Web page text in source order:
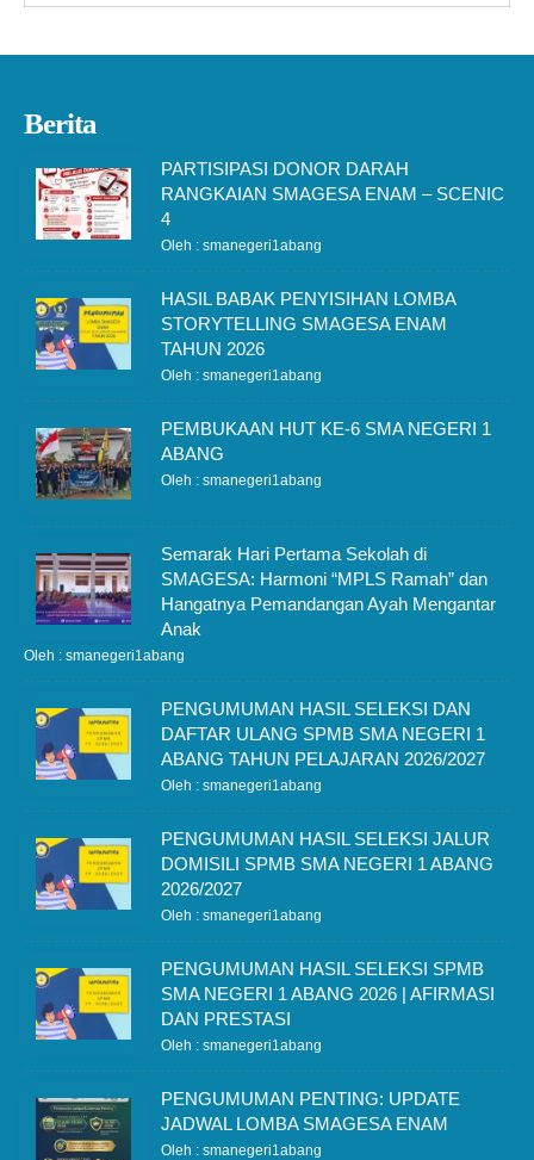
Berita
PARTISIPASI DONOR DARAH
RANGKAIAN SMAGESA ENAM – SCENIC
4
Oleh : smanegeri1abang
HASIL BABAK PENYISIHAN LOMBA
STORYTELLING SMAGESA ENAM
TAHUN 2026
Oleh : smanegeri1abang
PEMBUKAAN HUT KE-6 SMA NEGERI 1
ABANG
Oleh : smanegeri1abang
Semarak Hari Pertama Sekolah di
SMAGESA: Harmoni “MPLS Ramah” dan
Hangatnya Pemandangan Ayah Mengantar
Anak
Oleh : smanegeri1abang
PENGUMUMAN HASIL SELEKSI DAN
DAFTAR ULANG SPMB SMA NEGERI 1
ABANG TAHUN PELAJARAN 2026/2027
Oleh : smanegeri1abang
PENGUMUMAN HASIL SELEKSI JALUR
DOMISILI SPMB SMA NEGERI 1 ABANG
2026/2027
Oleh : smanegeri1abang
PENGUMUMAN HASIL SELEKSI SPMB
SMA NEGERI 1 ABANG 2026 | AFIRMASI
DAN PRESTASI
Oleh : smanegeri1abang
PENGUMUMAN PENTING: UPDATE
JADWAL LOMBA SMAGESA ENAM
Oleh : smanegeri1abang